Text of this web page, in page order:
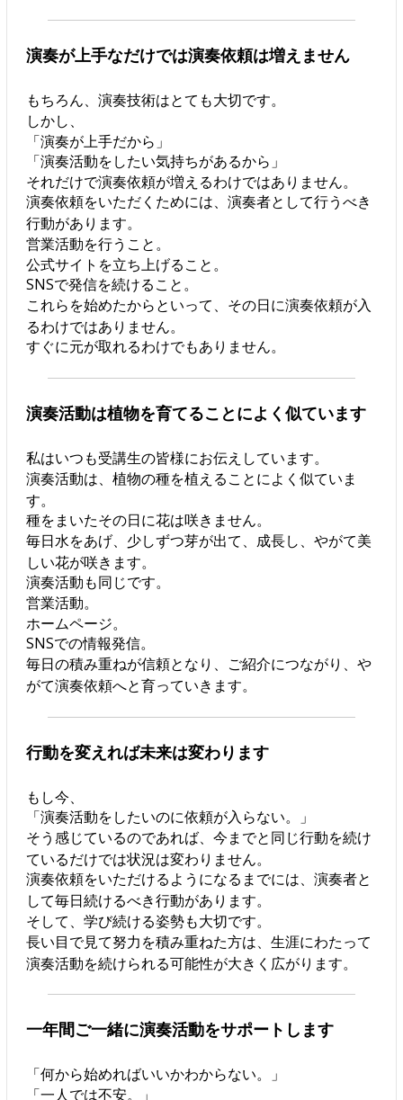
演奏が上手なだけでは演奏依頼は増えません
もちろん、演奏技術はとても大切です。
しかし、
「演奏が上手だから」
「演奏活動をしたい気持ちがあるから」
それだけで演奏依頼が増えるわけではありません。
演奏依頼をいただくためには、演奏者として行うべき
行動があります。
営業活動を行うこと。
公式サイトを立ち上げること。
SNSで発信を続けること。
これらを始めたからといって、その日に演奏依頼が入
るわけではありません。
すぐに元が取れるわけでもありません。
演奏活動は植物を育てることによく似ています
私はいつも受講生の皆様にお伝えしています。
演奏活動は、植物の種を植えることによく似ていま
す。
種をまいたその日に花は咲きません。
毎日水をあげ、少しずつ芽が出て、成長し、やがて美
しい花が咲きます。
演奏活動も同じです。
営業活動。
ホームページ。
SNSでの情報発信。
毎日の積み重ねが信頼となり、ご紹介につながり、や
がて演奏依頼へと育っていきます。
行動を変えれば未来は変わります
もし今、
「演奏活動をしたいのに依頼が入らない。」
そう感じているのであれば、今までと同じ行動を続け
ているだけでは状況は変わりません。
演奏依頼をいただけるようになるまでには、演奏者と
して毎日続けるべき行動があります。
そして、学び続ける姿勢も大切です。
長い目で見て努力を積み重ねた方は、生涯にわたって
演奏活動を続けられる可能性が大きく広がります。
一年間ご一緒に演奏活動をサポートします
「何から始めればいいかわからない。」
「一人では不安。」